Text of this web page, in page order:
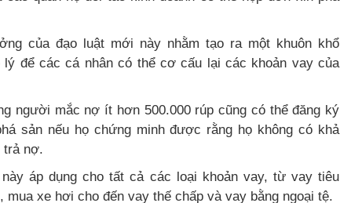
của đạo luật mới này nhằm tạo ra một khuôn khổ
lý để các cá nhân có thể cơ cấu lại các khoản vay của
người mắc nợ ít hơn 500.000 rúp cũng có thể đăng ký
sản nếu họ chứng minh được rằng họ không có khả
trả nợ.
này áp dụng cho tất cả các loại khoản vay, từ vay tiêu
mua xe hơi cho đến vay thế chấp và vay bằng ngoại tệ.